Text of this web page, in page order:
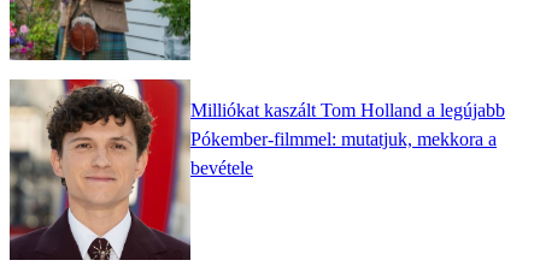
Milliókat kaszált Tom Holland a legújabb
Pókember-filmmel: mutatjuk, mekkora a
bevétele